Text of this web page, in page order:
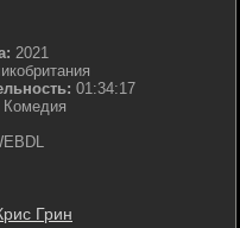
2021
01:34:17
Комедия
Грин